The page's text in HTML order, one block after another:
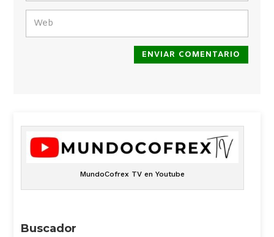
ENVIAR COMENTARIO
MundoCofrex TV en Youtube
Buscador